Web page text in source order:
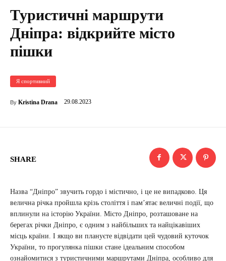
Туристичні маршрути
Дніпра: відкрийте місто
пішки
Я спортивний
By Kristina Drana 29.08.2023
SHARE
Назва “Дніпро” звучить гордо і містично, і це не випадково. Ця
велична річка пройшла крізь століття і пам’ятає величні події, що
вплинули на історію України. Місто Дніпро, розташоване на
берегах річки Дніпро, є одним з найбільших та найцікавіших
місць країни. І якщо ви плануєте відвідати цей чудовий куточок
України, то прогулянка пішки стане ідеальним способом
ознайомитися з туристичними маршрутами Дніпра, особливо для